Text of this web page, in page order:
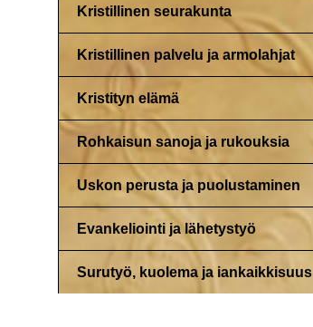
Kristillinen seurakunta
Kristillinen palvelu ja armolahjat
Kristityn elämä
Rohkaisun sanoja ja rukouksia
Uskon perusta ja puolustaminen
Evankeliointi ja lähetystyö
Surutyö, kuolema ja iankaikkisuus